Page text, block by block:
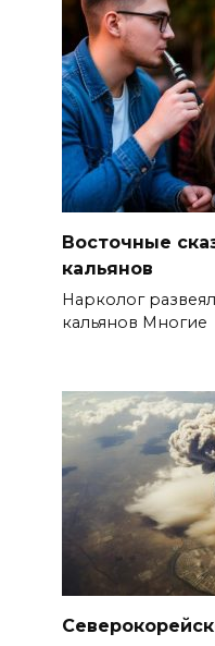
Восточные
кальянов
Нарколог
кальянов Многие